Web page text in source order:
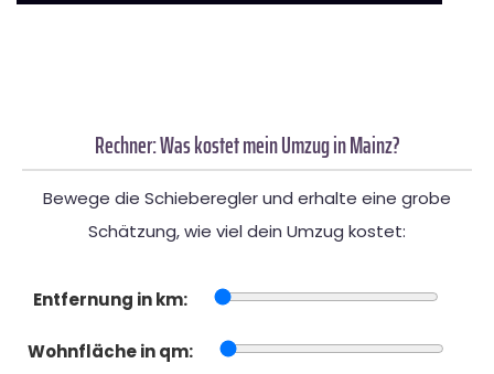
Rechner: Was kostet mein Umzug in Mainz?
Bewege die Schieberegler und erhalte eine grobe
Schätzung, wie viel dein Umzug kostet:
Entfernung in km:
Wohnfläche in qm: